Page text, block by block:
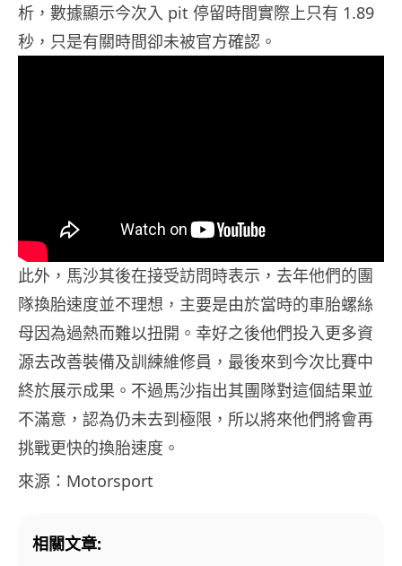
析，數據顯示今次入 pit 停留時間實際上只有 1.89
秒，只是有關時間卻未被官方確認。
此外，馬沙其後在接受訪問時表示，去年他們的團
隊換胎速度並不理想，主要是由於當時的車胎螺絲
母因為過熱而難以扭開。幸好之後他們投入更多資
源去改善裝備及訓練維修員，最後來到今次比賽中
終於展示成果。不過馬沙指出其團隊對這個結果並
不滿意，認為仍未去到極限，所以將來他們將會再
挑戰更快的換胎速度。
來源：Motorsport
相關文章: